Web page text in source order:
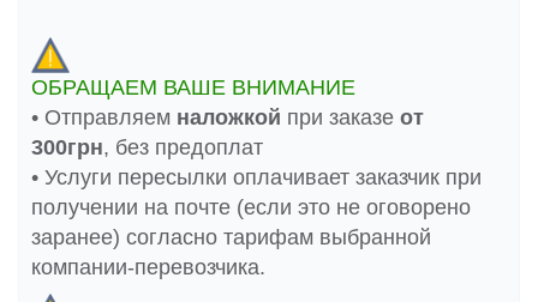
ОБРАЩАЕМ ВАШЕ ВНИМАНИЕ
• Отправляем наложкой при заказе от
300грн, без предоплат
• Услуги пересылки оплачивает заказчик при
получении на почте (если это не оговорено
заранее) согласно тарифам выбранной
компании-перевозчика.